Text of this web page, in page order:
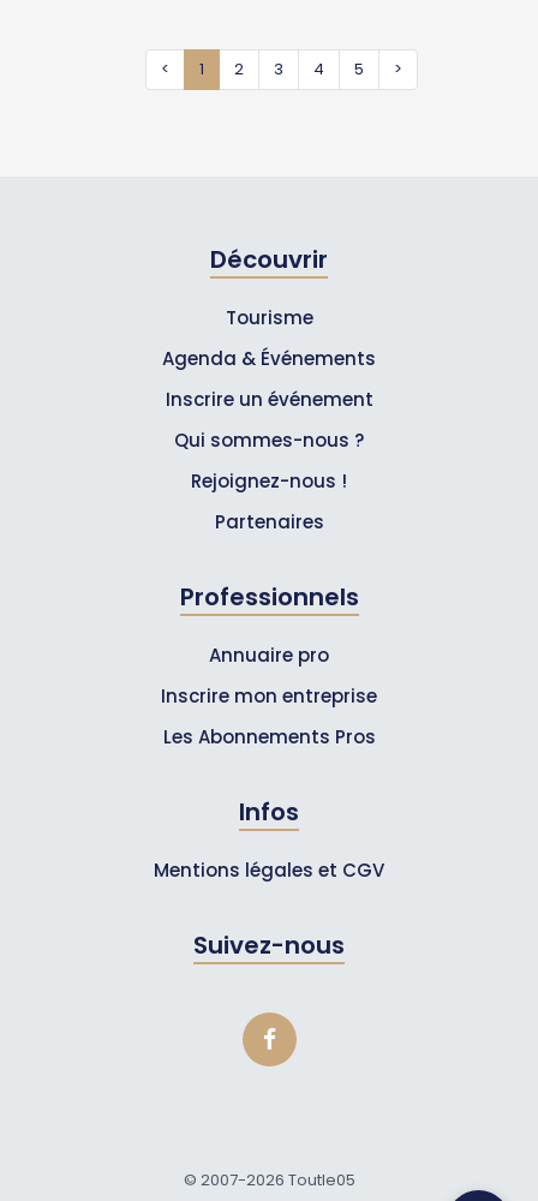
< 1 2 3 4 5 >
Découvrir
Tourisme
Agenda & Événements
Inscrire un événement
Qui sommes-nous ?
Rejoignez-nous !
Partenaires
Professionnels
Annuaire pro
Inscrire mon entreprise
Les Abonnements Pros
Infos
Mentions légales et CGV
Suivez-nous
© 2007-2026 Toutle05